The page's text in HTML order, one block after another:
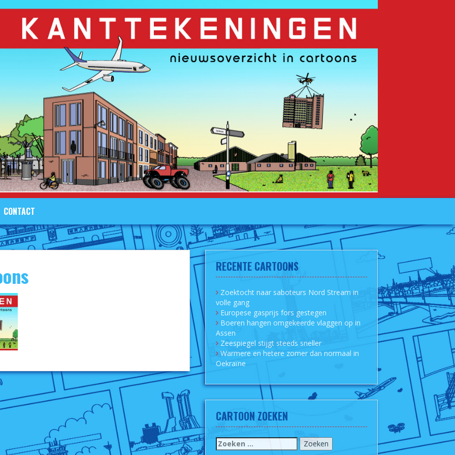
CONTACT
RECENTE CARTOONS
Zoektocht naar saboteurs Nord Stream in
volle gang
Europese gasprijs fors gestegen
Boeren hangen omgekeerde vlaggen op in
Assen
Zeespiegel stijgt steeds sneller
Warmere en hetere zomer dan normaal in
Oekraïne
CARTOON ZOEKEN
Zoeken
naar: